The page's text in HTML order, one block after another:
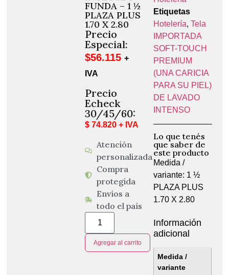
FUNDA – 1 ½
PLAZA PLUS
1.70 X 2.80
Precio
Especial:
$56.115 +
IVA
Precio
Echeck
30/45/60:
$ 74.820 + IVA
Atención
personalizada
Compra
protegida
Envíos a
todo el país
Agregar al carrito
Etiquetas
Hotelería, Tela
IMPORTADA
SOFT-TOUCH
PREMIUM
(UNA CARICIA
PARA SU PIEL)
DE LAVADO
INTENSO
Lo que tenés
que saber de
este producto
Medida /
variante: 1 ½
PLAZA PLUS
1.70 X 2.80
Información
adicional
Medida /
variante